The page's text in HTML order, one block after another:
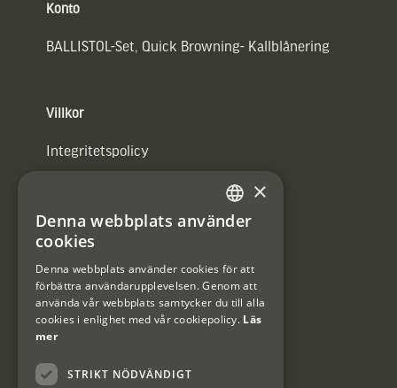
Konto
BALLISTOL-Set, Quick Browning- Kallblånering
Villkor
Integritetspolicy
#Interjaktfamily
Kundklubb
Information om kundklubben.
SWEDISH
×
Denna webbplats använder
cookies
Denna webbplats använder cookies för att
förbättra användarupplevelsen. Genom att
använda vår webbplats samtycker du till alla
cookies i enlighet med vår cookiepolicy. Läs
mer
STRIKT NÖDVÄNDIGT